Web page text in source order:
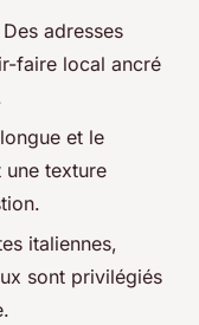
adresses
faire local ancré
et le
une texture
italiennes,
sont privilégiés